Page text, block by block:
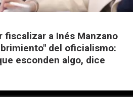
fiscalizar a Inés Manzano
del oficialismo:
esconden algo, dice